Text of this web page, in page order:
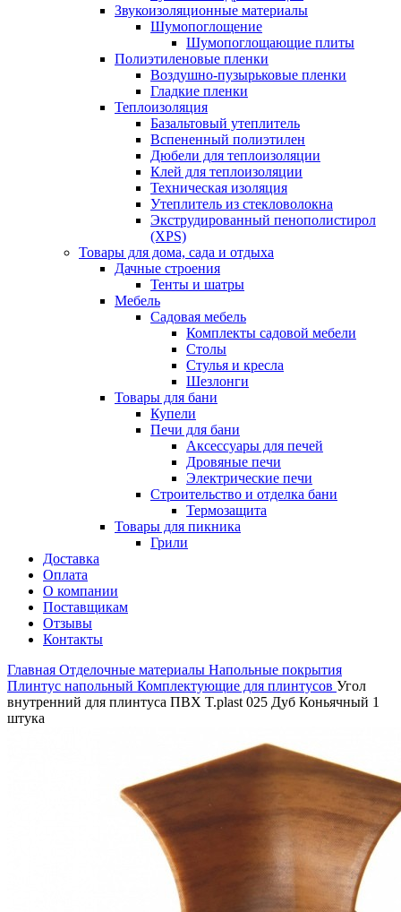
Звукоизоляционные материалы
Шумопоглощение
Шумопоглощающие плиты
Полиэтиленовые пленки
Воздушно-пузырьковые пленки
Гладкие пленки
Теплоизоляция
Базальтовый утеплитель
Вспененный полиэтилен
Дюбели для теплоизоляции
Клей для теплоизоляции
Техническая изоляция
Утеплитель из стекловолокна
Экструдированный пенополистирол
(XPS)
Товары для дома, сада и отдыха
Дачные строения
Тенты и шатры
Мебель
Садовая мебель
Комплекты садовой мебели
Столы
Стулья и кресла
Шезлонги
Товары для бани
Купели
Печи для бани
Аксессуары для печей
Дровяные печи
Электрические печи
Строительство и отделка бани
Термозащита
Товары для пикника
Грили
Доставка
Оплата
О компании
Поставщикам
Отзывы
Контакты
Главная Отделочные материалы Напольные покрытия
Плинтус напольный Комплектующие для плинтусов Угол
внутренний для плинтуса ПВХ T.рlast 025 Дуб Коньячный 1
штука